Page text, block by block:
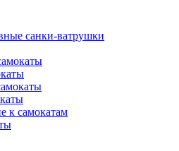
санки-ватрушки
к самокатам